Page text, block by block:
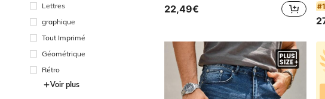
Lettres
graphique
Tout Imprimé
Géométrique
Rétro
Voir plus
22,49€